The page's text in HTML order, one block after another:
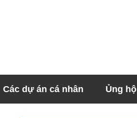
Các dự án cá nhân Ủng hộ